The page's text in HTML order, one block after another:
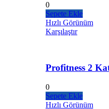
0
Sepete Ekle
Hızlı Görünüm
Karşılaştır
Profitness 2
0
Sepete Ekle
Hızlı Görünüm